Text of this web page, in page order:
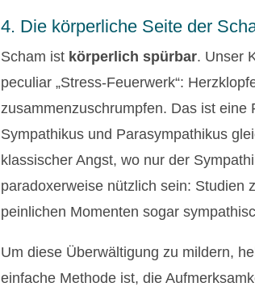
4. Die körperliche Seite der
Scham ist körperlich spürbar. Unser
peculiar „Stress-Feuerwerk“:
zusammenzuschrumpfen. Das ist
Sympathikus und Parasympathikus
klassischer Angst, wo nur der
paradoxerweise nützlich sein: Studien
peinlichen Momenten sogar
Um diese Überwältigung zu mildern,
einfache Methode ist, die